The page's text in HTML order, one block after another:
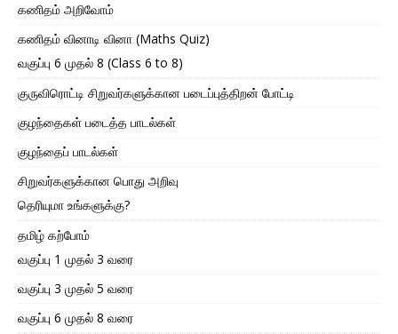
கணிதம் அறிவோம்
கணிதம் வினாடி வினா (Maths Quiz)
வகுப்பு 6 முதல் 8 (Class 6 to 8)
குருவிரொட்டி சிறுவர்களுக்கான படைப்புத்திறன் போட்டி
குழந்தைகள் படைத்த பாடல்கள்
குழந்தைப் பாடல்கள்
சிறுவர்களுக்கான பொது அறிவு
தெரியுமா உங்களுக்கு?
தமிழ் கற்போம்
வகுப்பு 1 முதல் 3 வரை
வகுப்பு 3 முதல் 5 வரை
வகுப்பு 6 முதல் 8 வரை